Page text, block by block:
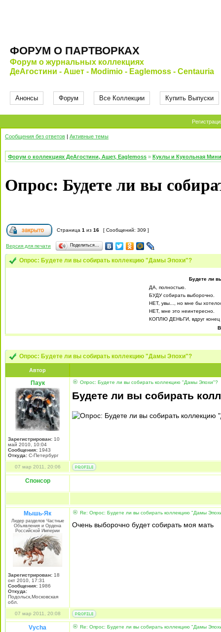
ФОРУМ О ПАРТВОРКАХ
Форум о журнальных коллекциях
ДеАгостини - Ашет - Modimio - Eaglemoss - Centauria
Анонсы Форум Все Коллекции Купить Выпуски
Сообщения без ответов | Активные темы
Форум о коллекциях ДеАгостини, Ашет, Eaglemoss » Куклы и Кукольная
Опрос: Будете ли вы
Страница 1 из 16 [ Сообщений: 309 ]
Версия для печати Поделиться…
Опрос: Будете ли вы собирать коллекцию "Дамы Эпохи"?
Будете ли
ДА, полностью.
БУДУ собирать выборочно.
НЕТ, увы..., но мне бы
НЕТ, мне это неинтересно.
КОПЛЮ ДЕНЬГИ, вдруг конец
Опрос: Будете ли вы собирать коллекцию "Дамы Эпохи"?
Автор
Паук
Зарегистрирован: 10
май 2010, 10:04
Сообщения: 1943
Откуда: С-Петербург
Опрос: Будете ли вы собирать коллекцию "Дамы Эпохи"?
Будете ли вы собирать
07 мар 2011, 20:06
Спонсор
Мышь-Як
Лидер разделов Частные
Объявления и Ордена
Российской Империи
Зарегистрирован: 18
окт 2010, 17:31
Сообщения: 1986
Откуда:
Подольск,Московская
обл.
Re: Опрос: Будете ли вы собирать коллекцию "Дамы
Очень выборочно будет собирать моя мать
07 мар 2011, 20:08
Vycha Re: Опрос: Будете ли вы собирать коллекцию "Дамы